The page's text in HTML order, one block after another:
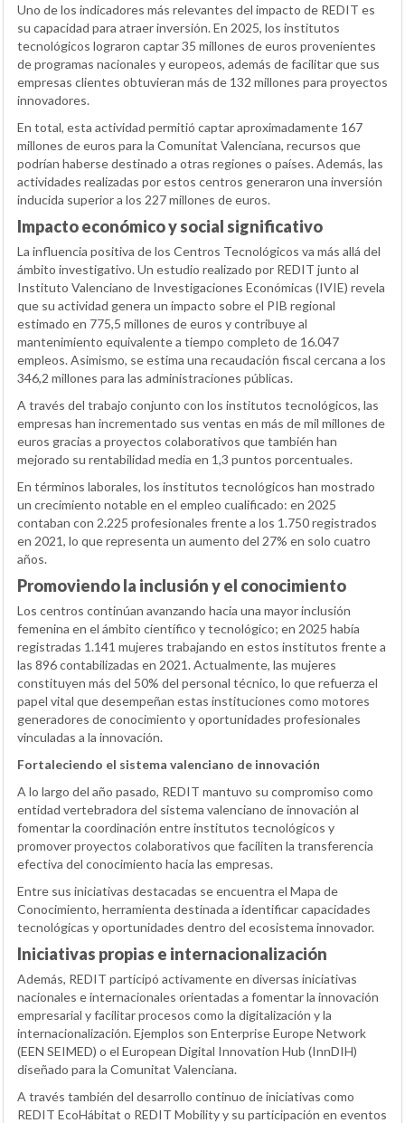
Uno de los indicadores más relevantes del impacto de REDIT es
su capacidad para atraer inversión. En 2025, los institutos
tecnológicos lograron captar 35 millones de euros provenientes
de programas nacionales y europeos, además de facilitar que sus
empresas clientes obtuvieran más de 132 millones para proyectos
innovadores.
En total, esta actividad permitió captar aproximadamente 167
millones de euros para la Comunitat Valenciana, recursos que
podrían haberse destinado a otras regiones o países. Además, las
actividades realizadas por estos centros generaron una inversión
inducida superior a los 227 millones de euros.
Impacto económico y social significativo
La influencia positiva de los Centros Tecnológicos va más allá del
ámbito investigativo. Un estudio realizado por REDIT junto al
Instituto Valenciano de Investigaciones Económicas (IVIE) revela
que su actividad genera un impacto sobre el PIB regional
estimado en 775,5 millones de euros y contribuye al
mantenimiento equivalente a tiempo completo de 16.047
empleos. Asimismo, se estima una recaudación fiscal cercana a los
346,2 millones para las administraciones públicas.
A través del trabajo conjunto con los institutos tecnológicos, las
empresas han incrementado sus ventas en más de mil millones de
euros gracias a proyectos colaborativos que también han
mejorado su rentabilidad media en 1,3 puntos porcentuales.
En términos laborales, los institutos tecnológicos han mostrado
un crecimiento notable en el empleo cualificado: en 2025
contaban con 2.225 profesionales frente a los 1.750 registrados
en 2021, lo que representa un aumento del 27% en solo cuatro
años.
Promoviendo la inclusión y el conocimiento
Los centros continúan avanzando hacia una mayor inclusión
femenina en el ámbito científico y tecnológico; en 2025 había
registradas 1.141 mujeres trabajando en estos institutos frente a
las 896 contabilizadas en 2021. Actualmente, las mujeres
constituyen más del 50% del personal técnico, lo que refuerza el
papel vital que desempeñan estas instituciones como motores
generadores de conocimiento y oportunidades profesionales
vinculadas a la innovación.
Fortaleciendo el sistema valenciano de innovación
A lo largo del año pasado, REDIT mantuvo su compromiso como
entidad vertebradora del sistema valenciano de innovación al
fomentar la coordinación entre institutos tecnológicos y
promover proyectos colaborativos que faciliten la transferencia
efectiva del conocimiento hacia las empresas.
Entre sus iniciativas destacadas se encuentra el Mapa de
Conocimiento, herramienta destinada a identificar capacidades
tecnológicas y oportunidades dentro del ecosistema innovador.
Iniciativas propias e internacionalización
Además, REDIT participó activamente en diversas iniciativas
nacionales e internacionales orientadas a fomentar la innovación
empresarial y facilitar procesos como la digitalización y la
internacionalización. Ejemplos son Enterprise Europe Network
(EEN SEIMED) o el European Digital Innovation Hub (InnDIH)
diseñado para la Comunitat Valenciana.
A través también del desarrollo continuo de iniciativas como
REDIT EcoHábitat o REDIT Mobility y su participación en eventos